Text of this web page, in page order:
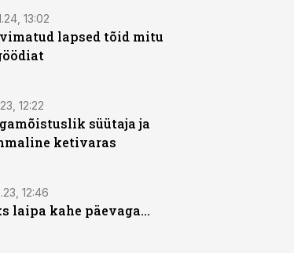
13:02
lapsed tõid mitu
12:22
süütaja ja
ketivaras
12:46
laipa kahe päevaga...